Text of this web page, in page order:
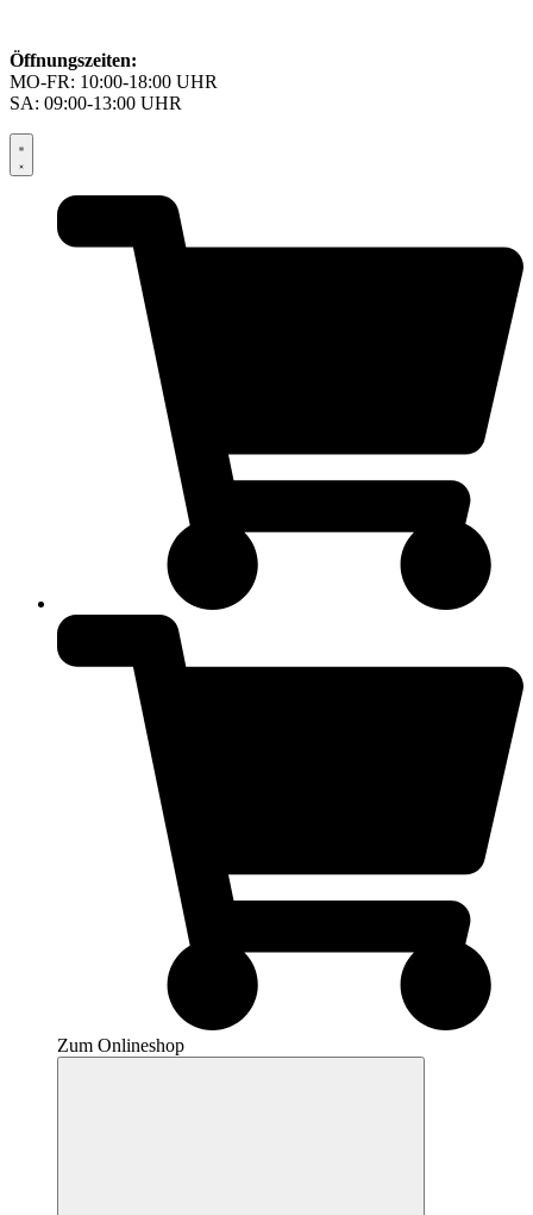
Öffnungszeiten:
MO-FR: 10:00-18:00 UHR
SA: 09:00-13:00 UHR
Zum Onlineshop